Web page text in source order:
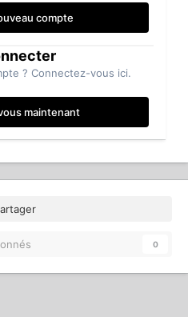
compte
? Connectez-vous ici.
maintenant
0